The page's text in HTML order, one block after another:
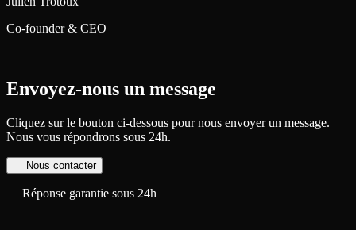
Co-founder & CEO
Envoyez-nous un message
Cliquez sur le bouton ci-dessous pour nous envoyer un message.
Nous vous répondrons sous 24h.
Nous contacter
Réponse garantie sous 24h